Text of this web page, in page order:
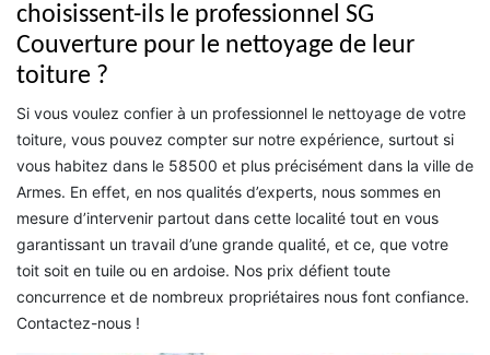
choisissent-ils le professionnel SG
Couverture pour le nettoyage de leur
toiture ?
Si vous voulez confier à un professionnel le nettoyage de votre
toiture, vous pouvez compter sur notre expérience, surtout si
vous habitez dans le 58500 et plus précisément dans la ville de
Armes. En effet, en nos qualités d’experts, nous sommes en
mesure d’intervenir partout dans cette localité tout en vous
garantissant un travail d’une grande qualité, et ce, que votre
toit soit en tuile ou en ardoise. Nos prix défient toute
concurrence et de nombreux propriétaires nous font confiance.
Contactez-nous !